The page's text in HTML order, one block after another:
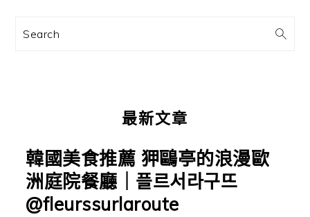
訊
Search
最新文章
韓國美食推薦 狎鷗亭的浪漫歐
洲庭院餐廳｜플르서라구뜨
@fleurssurlaroute